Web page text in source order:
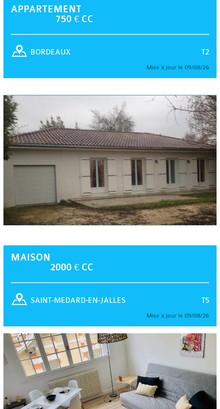
APPARTEMENT
750 € CC
T2
BORDEAUX
Mise à jour le 09/08/26
MAISON
2000 € CC
T5
SAINT-MEDARD-EN-JALLES
Mise à jour le 09/08/26